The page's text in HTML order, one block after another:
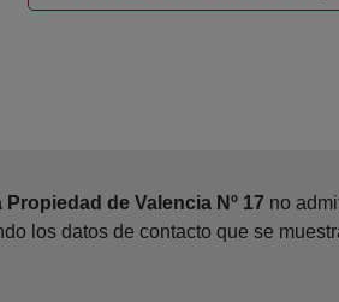
Propiedad de Valencia Nº 17 no
los datos de contacto que se